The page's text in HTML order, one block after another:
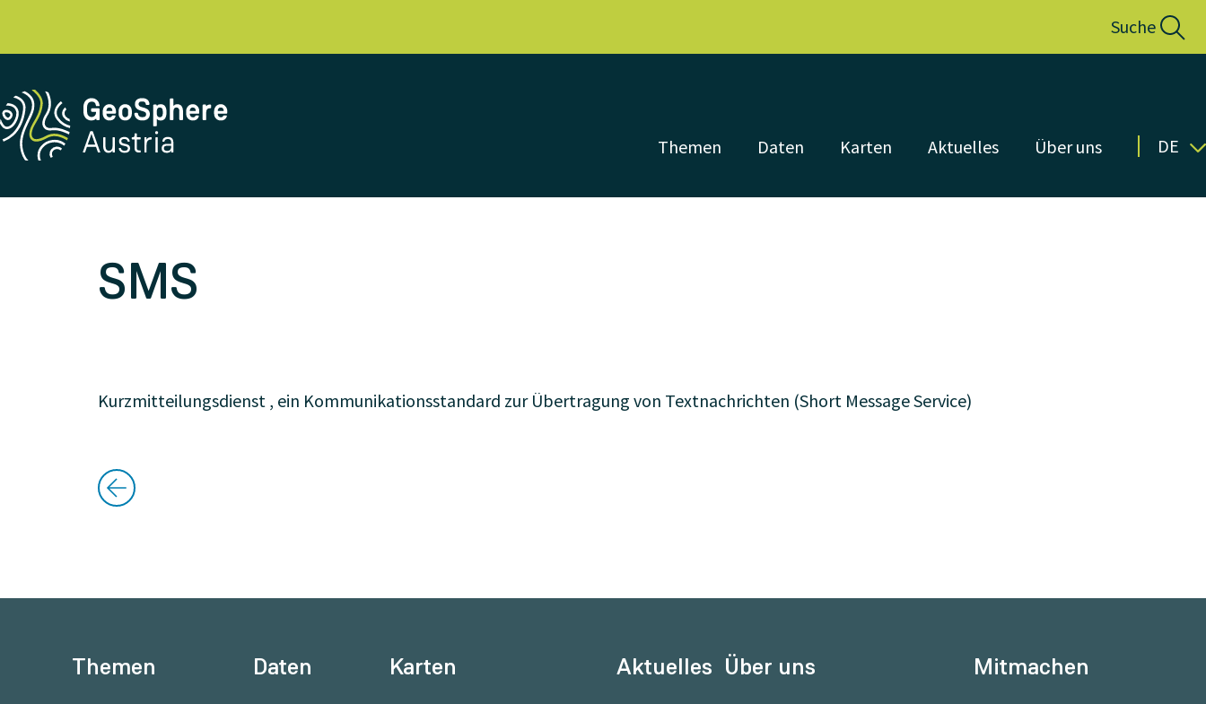
Suche
Themen Daten Karten Aktuelles Über uns DE
SMS
Kurzmitteilungsdienst , ein Kommunikationsstandard zur Übertragung von Textnachrichten (Short Message Service)
Themen Daten Karten Aktuelles Über uns Mitmachen